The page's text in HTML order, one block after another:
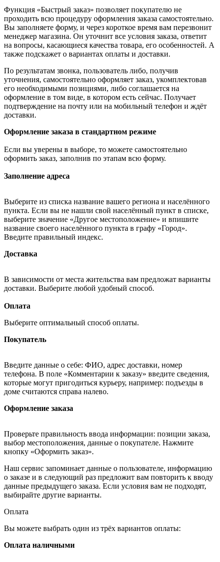
Функция «Быстрый заказ» позволяет покупателю не
проходить всю процедуру оформления заказа самостоятельно.
Вы заполняете форму, и через короткое время вам перезвонит
менеджер магазина. Он уточнит все условия заказа, ответит
на вопросы, касающиеся качества товара, его особенностей. А
также подскажет о вариантах оплаты и доставки.
По результатам звонка, пользователь либо, получив
уточнения, самостоятельно оформляет заказ, укомплектовав
его необходимыми позициями, либо соглашается на
оформление в том виде, в котором есть сейчас. Получает
подтверждение на почту или на мобильный телефон и ждёт
доставки.
Оформление заказа в стандартном режиме
Если вы уверены в выборе, то можете самостоятельно
оформить заказ, заполнив по этапам всю форму.
Заполнение адреса
Выберите из списка название вашего региона и населённого
пункта. Если вы не нашли свой населённый пункт в списке,
выберите значение «Другое местоположение» и впишите
название своего населённого пункта в графу «Город».
Введите правильный индекс.
Доставка
В зависимости от места жительства вам предложат варианты
доставки. Выберите любой удобный способ.
Оплата
Выберите оптимальный способ оплаты.
Покупатель
Введите данные о себе: ФИО, адрес доставки, номер
телефона. В поле «Комментарии к заказу» введите сведения,
которые могут пригодиться курьеру, например: подъезды в
доме считаются справа налево.
Оформление заказа
Проверьте правильность ввода информации: позиции заказа,
выбор местоположения, данные о покупателе. Нажмите
кнопку «Оформить заказ».
Наш сервис запоминает данные о пользователе, информацию
о заказе и в следующий раз предложит вам повторить к вводу
данные предыдущего заказа. Если условия вам не подходят,
выбирайте другие варианты.
Оплата
Вы можете выбрать один из трёх вариантов оплаты:
Оплата наличными